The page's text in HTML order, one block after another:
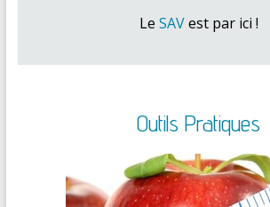
Le SAVest par ici !
Outils Pratiques